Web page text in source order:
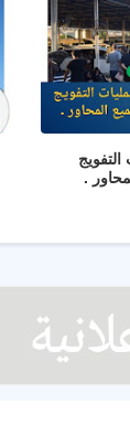
التفويج
.